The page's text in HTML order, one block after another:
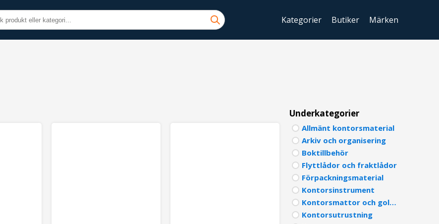
Kategorier Butiker Märken
Underkategorier
Allmänt kontorsmaterial
Arkiv och organisering
Boktillbehör
Flyttlådor och fraktlådor
Förpackningsmaterial
Kontorsinstrument
Kontorsmattor och golvskydd
Kontorsutrustning